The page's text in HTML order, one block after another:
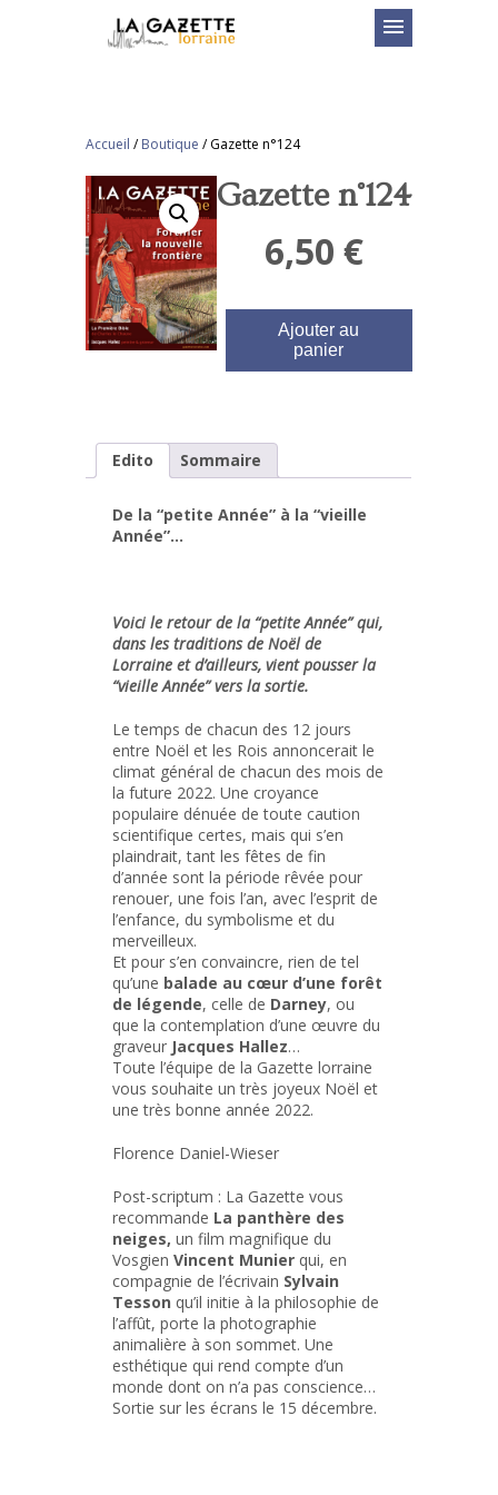
menu
Accueil /Boutique /Gazette n°124
Gazette n°124
6,50€
Ajouter au
panier
Edito Sommaire
De la “petite Année” à la “vieille
Année”…
Voici le retour de la “petite Année” qui,
dans les traditions de Noël de
Lorraine et d’ailleurs, vient pousser la
“vieille Année” vers la sortie.
Le temps de chacun des 12 jours
entre Noël et les Rois annoncerait le
climat général de chacun des mois de
la future 2022. Une croyance
populaire dénuée de toute caution
scientifique certes, mais qui s’en
plaindrait, tant les fêtes de fin
d’année sont la période rêvée pour
renouer, une fois l’an, avec l’esprit de
l’enfance, du symbolisme et du
merveilleux.
Et pour s’en convaincre, rien de tel
qu’une balade au cœur d’une forêt
de légende, celle de Darney, ou
que la contemplation d’une œuvre du
graveur Jacques Hallez…
Toute l’équipe de la Gazette lorraine
vous souhaite un très joyeux Noël et
une très bonne année 2022.
Florence Daniel-Wieser
Post-scriptum : La Gazette vous
recommande La panthère des
neiges, un film magnifique du
VosgienVincent Munier qui, en
compagnie de l’écrivain Sylvain
Tesson qu’il initie à la philosophie de
l’affût, porte la photographie
animalière à son sommet. Une
esthétique qui rend compte d’un
monde dont on n’a pas conscience…
Sortie sur les écrans le 15 décembre.